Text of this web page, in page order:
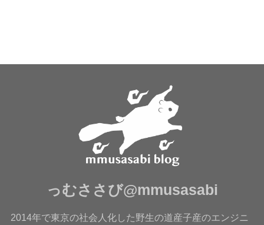
っむささび@mmusasabi
2014年で東京の社会人化した野生の道産子産のエンジニ